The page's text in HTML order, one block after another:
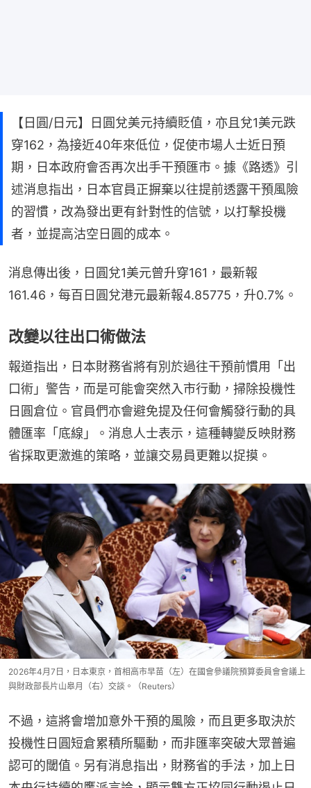
【日圓/日元】日圓兌美元持續貶值，亦且兌1美元跌
穿162，為接近40年來低位，促使市場人士近日預
期，日本政府會否再次出手干預匯市。據《路透》引
述消息指出，日本官員正摒棄以往提前透露干預風險
的習慣，改為發出更有針對性的信號，以打擊投機
者，並提高沽空日圓的成本。
消息傳出後，日圓兌1美元曾升穿161，最新報
161.46，每百日圓兌港元最新報4.85775，升0.7%。
改變以往出口術做法
報道指出，日本財務省將有別於過往干預前慣用「出
口術」警告，而是可能會突然入市行動，掃除投機性
日圓倉位。官員們亦會避免提及任何會觸發行動的具
體匯率「底線」。消息人士表示，這種轉變反映財務
省採取更激進的策略，並讓交易員更難以捉摸。
2026年4月7日，日本東京，首相高市早苗（左）在國會參議院預算委員會會議上
與財政部長片山皋月（右）交談。（Reuters）
不過，這將會增加意外干預的風險，而且更多取決於
投機性日圓短倉累積所驅動，而非匯率突破大眾普遍
認可的閾值。另有消息指出，財務省的手法，加上日